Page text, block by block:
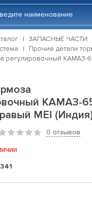
ЗАПАСНЫЕ ЧАСТИ
Прочие детали
регулировочный КАМАЗ-
КАМАЗ-
MEI
0 отзывов